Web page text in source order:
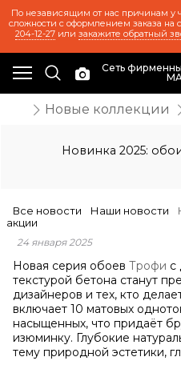
По независящим от нас причинам у
сложности с оформлением заказа на
204-12-27или закажите обратный
Сеть
Новые коллекции
Новинка 2025:
Все новости Наши новости
акции
24 января 2025
Новая серия обоев Трофи с
текстурой бетона станут
дизайнеров и тех, кто
включает 10 матовых
насыщенных, что придаёт
изюминку. Глубокие
тему природной эстетики,